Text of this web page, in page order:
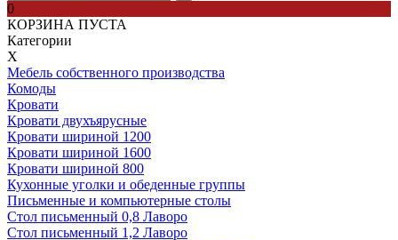
0
КОРЗИНА ПУСТА
Категории
Х
Мебель собственного производства
Комоды
Кровати
Кровати двухъярусные
Кровати шириной 1200
Кровати шириной 1600
Кровати шириной 800
Кухонные уголки и обеденные группы
Письменные и компьютерные столы
Стол письменный 0,8 Лаворо
Стол письменный 1,2 Лаворо